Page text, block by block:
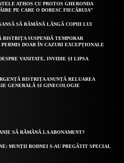
ATHOS CU PROTOS GHERONDA
PE CARE O DORESC FIECĂRUIA”
SĂ RĂMÂNĂ LÂNGĂ COPIII LUI
SUSPENDĂ TEMPORAR
DOAR ÎN CAZURI EXCEPȚIONALE
VANITATE, INVIDIE ȘI LIPSA
BISTRIȚA ANUNȚĂ RELUAREA
GENERALĂ ȘI GINECOLOGIE
SĂ RĂMÂNĂ LA ABONAMENT?
MUNȚII RODNEI S-AU PREGĂTIT SPECIAL